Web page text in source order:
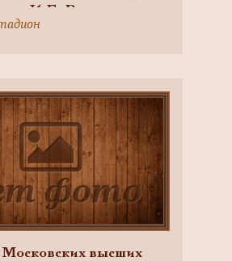
И.Е. Рожин,
высших